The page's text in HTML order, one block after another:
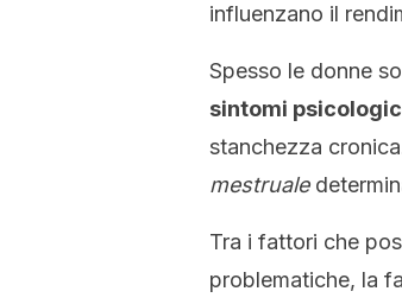
influenzano il
Spesso le donne
sintomi
stanchezza
mestruale
Tra i fattori che
problematiche, la